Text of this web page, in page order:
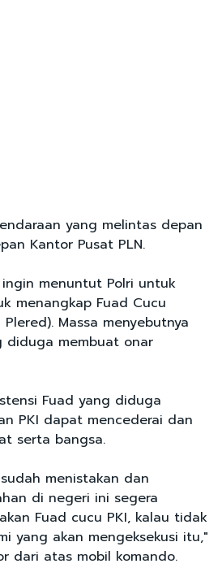
yang melintas depan
Kantor Pusat PLN.
menuntut Polri untuk
menangkap Fuad Cucu
Massa menyebutnya
diduga membuat onar
Fuad yang diduga
PKI dapat mencederai dan
serta bangsa.
menistakan dan
di negeri ini segera
Fuad cucu PKI, kalau tidak
yang akan mengeksekusi itu,"
dari atas mobil komando.